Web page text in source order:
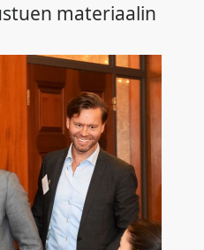
materiaalin